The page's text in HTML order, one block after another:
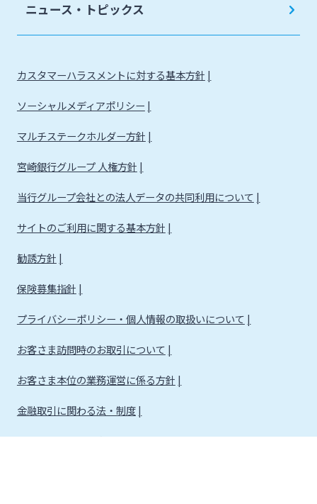
ニュース・トピックス
カスタマーハラスメントに対する基本方針
ソーシャルメディアポリシー
マルチステークホルダー方針
宮崎銀行グループ 人権方針
当行グループ会社との法人データの共同利用について
サイトのご利用に関する基本方針
勧誘方針
保険募集指針
プライバシーポリシー・個人情報の取扱いについて
お客さま訪問時のお取引について
お客さま本位の業務運営に係る方針
金融取引に関わる法・制度
金融取引に関わる方針